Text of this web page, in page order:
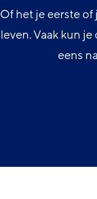
Of het je eerste
leven. Vaak kun
eens